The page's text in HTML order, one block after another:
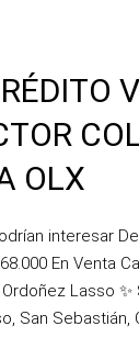
OLX
interesar
En Venta
Lasso ✨
San Sebastián,